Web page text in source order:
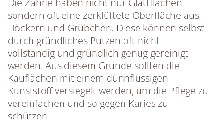
Die Zähne haben nicht nur Glattflächen
sondern oft eine zerklüftete Oberfläche aus
Höckern und Grübchen. Diese können selbst
durch gründliches Putzen oft nicht
vollständig und gründlich genug gereinigt
werden. Aus diesem Grunde sollten die
Kauflächen mit einem dünnflüssigen
Kunststoff versiegelt werden, um die Pflege zu
vereinfachen und so gegen Karies zu
schützen.